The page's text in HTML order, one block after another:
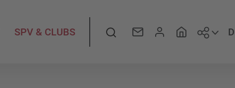
SPV & CLUBS Suche